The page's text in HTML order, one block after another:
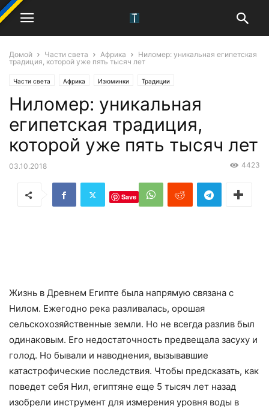
Домой Части света Африка
Ниломер: уникальная египетская
традиция, которой уже пять тысяч лет
Части света Африка Изюминки Традиции
Ниломер: уникальная
египетская традиция,
которой уже пять тысяч лет
03.10.2018 4423
Save
Жизнь в Древнем Египте была напрямую связана с
Нилом. Ежегодно река разливалась, орошая
сельскохозяйственные земли. Но не всегда разлив был
одинаковым. Его недостаточность предвещала засуху и
голод. Но бывали и наводнения, вызывавшие
катастрофические последствия. Чтобы предсказать, как
поведет себя Нил, египтяне еще 5 тысяч лет назад
изобрели инструмент для измерения уровня воды в